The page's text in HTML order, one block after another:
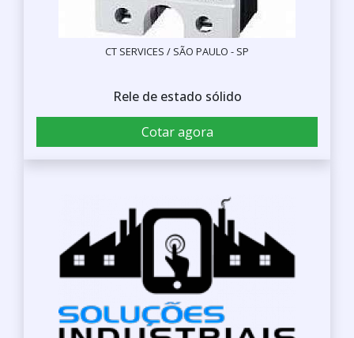
CT SERVICES / SÃO PAULO - SP
Rele de estado sólido
Cotar agora